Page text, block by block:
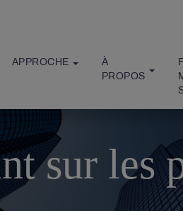
APPROCHE
À
PROPOS
sur les